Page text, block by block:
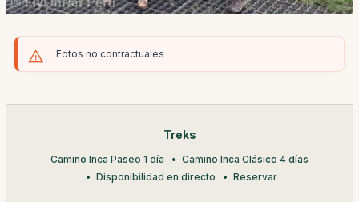
Fotos no contractuales
Treks
Camino Inca Paseo 1 día
Camino Inca Clásico 4 días
Disponibilidad en directo
Reservar